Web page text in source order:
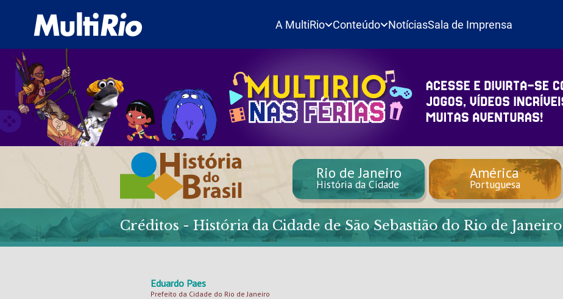
A MultiRio Conteúdo NotíciasSala de Imprensa
Rio de Janeiro
História da Cidade
América
Portuguesa
Créditos - História da Cidade de São Sebastião do Rio de Janeiro
Eduardo Paes
Prefeito da Cidade do Rio de Janeiro